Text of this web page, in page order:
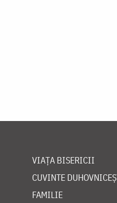
VIAȚA BISERICII
CUVINTE
FAMILIE